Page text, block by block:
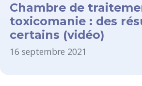
Chambre de
toxicomanie : des
certains (vidéo)
16 septembre 2021